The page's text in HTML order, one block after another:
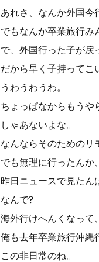
あれさ、なんか外国今
でもなんか卒業旅行み
で、外国行った子が戻
だから早く子持ってこ
うわうわうわ。
ちょっぱなからもうや
しゃあないよな。
なんならそのためのリ
でも無理に行ったんか
昨日ニュースで見たん
なんで?
海外行けへんくなって
俺も去年卒業旅行沖縄
この非日常のね。